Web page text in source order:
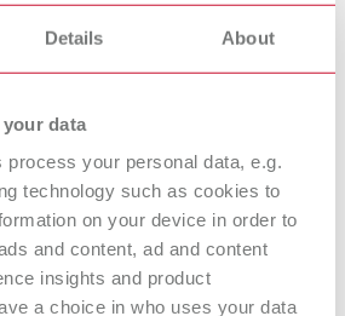
Details About
data
process your personal data, e.g.
technology such as cookies to
on your device in order to
and content, ad and content
insights and product
a choice in who uses your data
z.B. Pindex®-System
Pin-Cast